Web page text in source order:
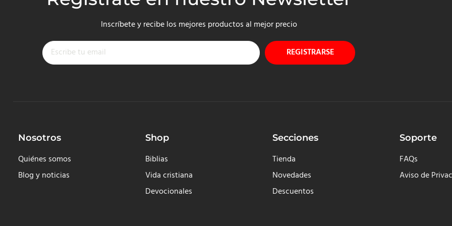
Inscríbete y recibe los mejores productos al mejor precio
REGISTRARSE
Nosotros
Quiénes somos
Blog y noticias
Shop
Biblias
Vida cristiana
Devocionales
Secciones
Tienda
Novedades
Descuentos
Soporte
FAQs
Aviso de